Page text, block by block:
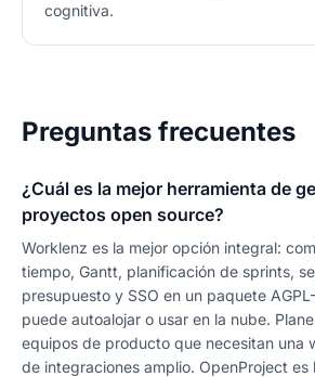
cognitiva.
Preguntas frecuentes
¿Cuál es la mejor herramienta de
proyectos open source?
Worklenz es la mejor opción integral:
tiempo, Gantt, planificación de sprints,
presupuesto y SSO en un paquete
puede autoalojar o usar en la nube.
equipos de producto que necesitan una
de integraciones amplio. OpenProject